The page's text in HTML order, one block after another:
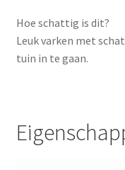
Hoe schattig is dit?
Leuk varken met
tuin in te gaan.